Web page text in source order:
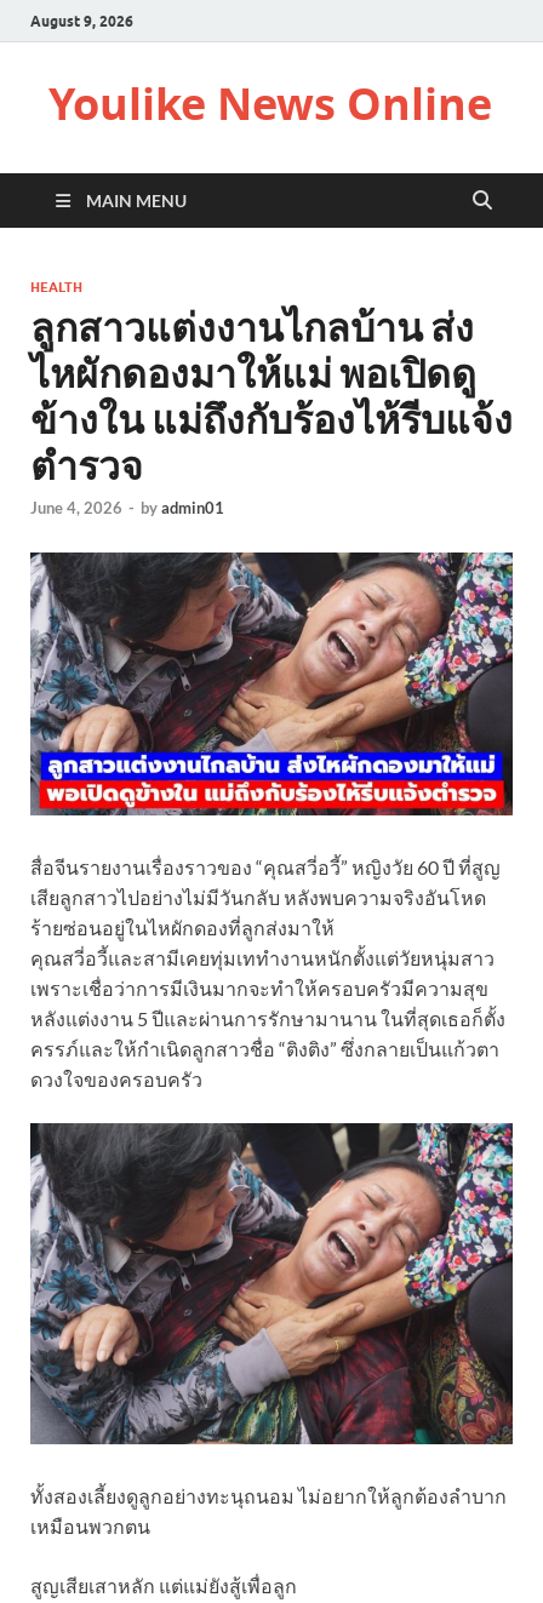
August 9, 2026
Youlike News Online
MAIN MENU
HEALTH
ลูกสาวแต่งงานไกลบ้าน ส่ง
ไหผักดองมาให้แม่ พอเปิดดู
ข้างใน แม่ถึงกับร้องไห้รีบแจ้ง
ตำรวจ
June 4, 2026 - byadmin01
สื่อจีนรายงานเรื่องราวของ “คุณสวี่อวี้” หญิงวัย 60 ปี ที่สูญ
เสียลูกสาวไปอย่างไม่มีวันกลับ หลังพบความจริงอันโหด
ร้ายซ่อนอยู่ในไหผักดองที่ลูกส่งมาให้
คุณสวี่อวี้และสามีเคยทุ่มเททำงานหนักตั้งแต่วัยหนุ่มสาว
เพราะเชื่อว่าการมีเงินมากจะทำให้ครอบครัวมีความสุข
หลังแต่งงาน 5 ปีและผ่านการรักษามานาน ในที่สุดเธอก็ตั้ง
ครรภ์และให้กำเนิดลูกสาวชื่อ “ติงติง” ซึ่งกลายเป็นแก้วตา
ดวงใจของครอบครัว
ทั้งสองเลี้ยงดูลูกอย่างทะนุถนอม ไม่อยากให้ลูกต้องลำบาก
เหมือนพวกตน
สูญเสียเสาหลัก แต่แม่ยังสู้เพื่อลูก